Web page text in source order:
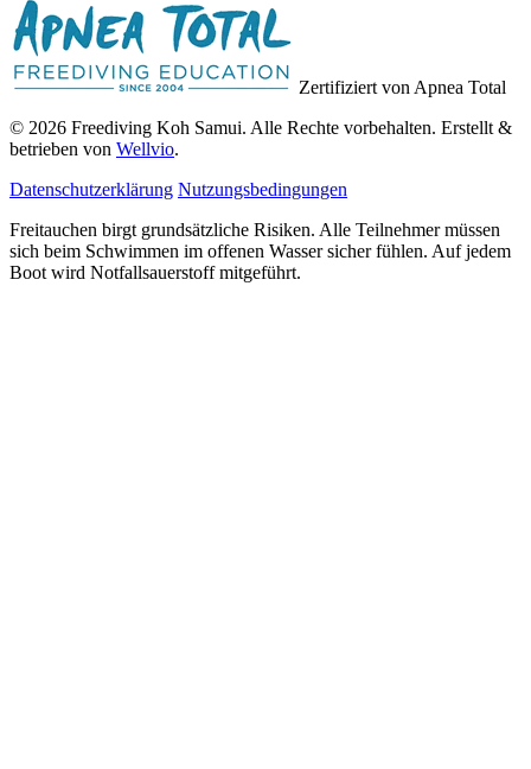
Zertifiziert von Apnea Total
© 2026 Freediving Koh Samui. Alle Rechte vorbehalten. Erstellt &
betrieben von Wellvio.
Datenschutzerklärung Nutzungsbedingungen
Freitauchen birgt grundsätzliche Risiken. Alle Teilnehmer müssen
sich beim Schwimmen im offenen Wasser sicher fühlen. Auf jedem
Boot wird Notfallsauerstoff mitgeführt.